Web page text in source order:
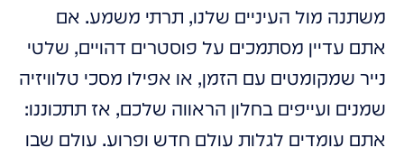
משתנה מול העיניים שלנו, תרתי משמע. אם
אתם עדיין מסתמכים על פוסטרים דהויים, שלטי
נייר שמקומטים עם הזמן, או אפילו מסכי טלוויזיה
שמנים ועייפים בחלון הראווה שלכם, אז תתכוננו:
אתם עומדים לגלות עולם חדש ופרוע. עולם שבו